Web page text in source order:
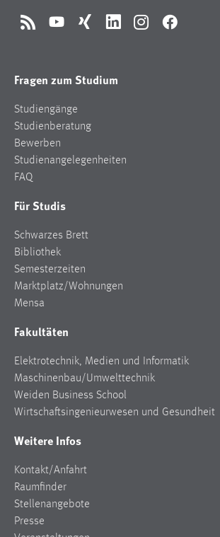
RSS YouTubeXing LinkedInInstagramFacebook
Fragen zum Studium
Studiengänge
Studienberatung
Bewerben
Studienangelegenheiten
FAQ
Für Studis
Schwarzes Brett
Bibliothek
Semesterzeiten
Marktplatz/Wohnungen
Mensa
Fakultäten
Elektrotechnik, Medien und Informatik
Maschinenbau/Umwelttechnik
Weiden Business School
Wirtschaftsingenieurwesen und Gesundheit
Weitere Infos
Kontakt/Anfahrt
Raumfinder
Stellenangebote
Presse